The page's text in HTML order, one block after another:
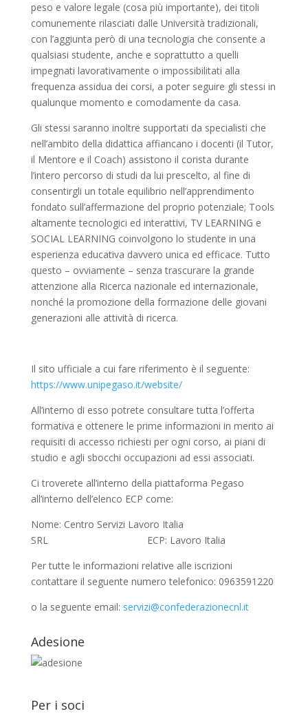
peso e valore legale (cosa più importante), dei titoli
comunemente rilasciati dalle Università tradizionali,
con l’aggiunta però di una tecnologia che consente a
qualsiasi studente, anche e soprattutto a quelli
impegnati lavorativamente o impossibilitati alla
frequenza assidua dei corsi, a poter seguire gli stessi in
qualunque momento e comodamente da casa.
Gli stessi saranno inoltre supportati da specialisti che
nell’ambito della didattica affiancano i docenti (il Tutor,
il Mentore e il Coach) assistono il corista durante
l’intero percorso di studi da lui prescelto, al fine di
consentirgli un totale equilibrio nell’apprendimento
fondato sull’affermazione del proprio potenziale; Tools
altamente tecnologici ed interattivi, TV LEARNING e
SOCIAL LEARNING coinvolgono lo studente in una
esperienza educativa davvero unica ed efficace. Tutto
questo – ovviamente – senza trascurare la grande
attenzione alla Ricerca nazionale ed internazionale,
nonché la promozione della formazione delle giovani
generazioni alle attività di ricerca.
Il sito ufficiale a cui fare riferimento è il seguente:
https://www.unipegaso.it/website/
All’interno di esso potrete consultare tutta l’offerta
formativa e ottenere le prime informazioni in merito ai
requisiti di accesso richiesti per ogni corso, ai piani di
studio e agli sbocchi occupazioni ad essi associati.
Ci troverete all’interno della piattaforma Pegaso
all’interno dell’elenco ECP come:
Nome: Centro Servizi Lavoro Italia
SRL ECP: Lavoro Italia
Per tutte le informazioni relative alle iscrizioni
contattare il seguente numero telefonico: 0963591220
o la seguente email: servizi@confederazionecnl.it
Adesione
Per i soci